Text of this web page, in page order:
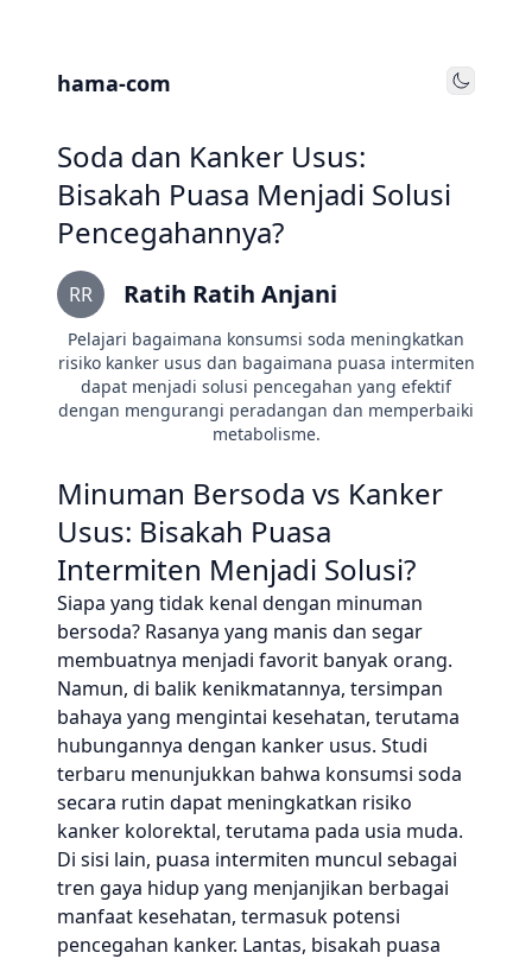
hama-com Toggle
Soda dan Kanker Usus:
Bisakah Puasa Menjadi Solusi
Pencegahannya?
RR Ratih Ratih Anjani
Pelajari bagaimana konsumsi soda meningkatkan
risiko kanker usus dan bagaimana puasa intermiten
dapat menjadi solusi pencegahan yang efektif
dengan mengurangi peradangan dan memperbaiki
metabolisme.
Minuman Bersoda vs Kanker
Usus: Bisakah Puasa
Intermiten Menjadi Solusi?
Siapa yang tidak kenal dengan minuman
bersoda? Rasanya yang manis dan segar
membuatnya menjadi favorit banyak orang.
Namun, di balik kenikmatannya, tersimpan
bahaya yang mengintai kesehatan, terutama
hubungannya dengan kanker usus. Studi
terbaru menunjukkan bahwa konsumsi soda
secara rutin dapat meningkatkan risiko
kanker kolorektal, terutama pada usia muda.
Di sisi lain, puasa intermiten muncul sebagai
tren gaya hidup yang menjanjikan berbagai
manfaat kesehatan, termasuk potensi
pencegahan kanker. Lantas, bisakah puasa